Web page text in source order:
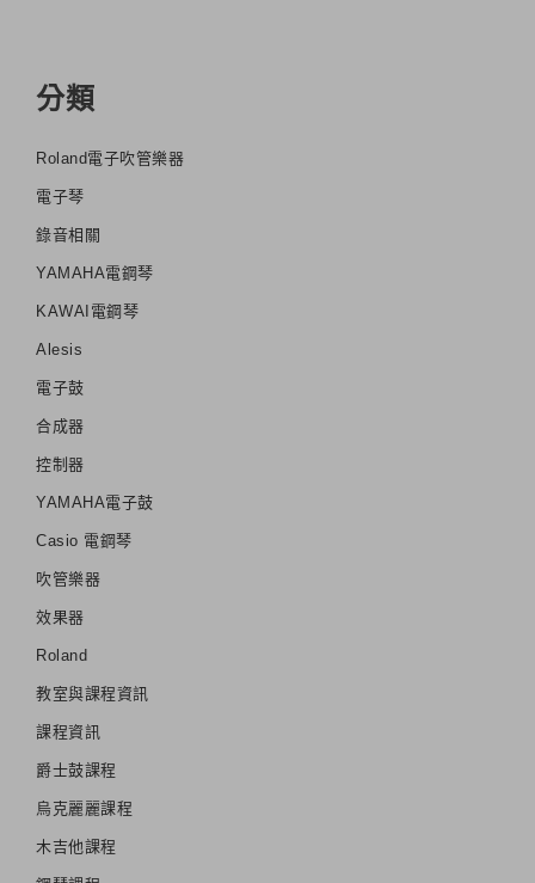
分類
Roland電子吹管樂器
電子琴
錄音相關
YAMAHA電鋼琴
KAWAI電鋼琴
Alesis
電子鼓
合成器
控制器
YAMAHA電子鼓
Casio 電鋼琴
吹管樂器
效果器
Roland
教室與課程資訊
課程資訊
爵士鼓課程
烏克麗麗課程
木吉他課程